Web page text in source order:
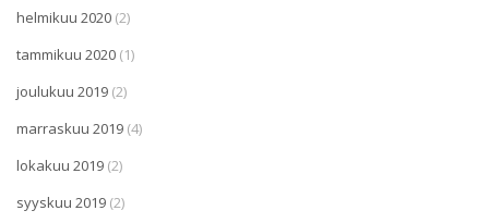
helmikuu 2020 (2)
tammikuu 2020 (1)
joulukuu 2019 (2)
marraskuu 2019 (4)
lokakuu 2019 (2)
syyskuu 2019 (2)